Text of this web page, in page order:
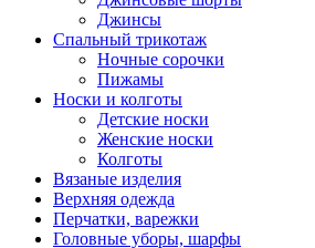
Джинсы
Спальный трикотаж
Ночные сорочки
Пижамы
Носки и колготы
Детские носки
Женские носки
Колготы
Вязаные изделия
Верхняя одежда
Перчатки, варежки
Головные уборы, шарфы